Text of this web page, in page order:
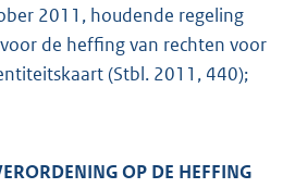
2011, houdende regeling
de heffing van rechten voor
(Stbl. 2011, 440);
OP DE HEFFING